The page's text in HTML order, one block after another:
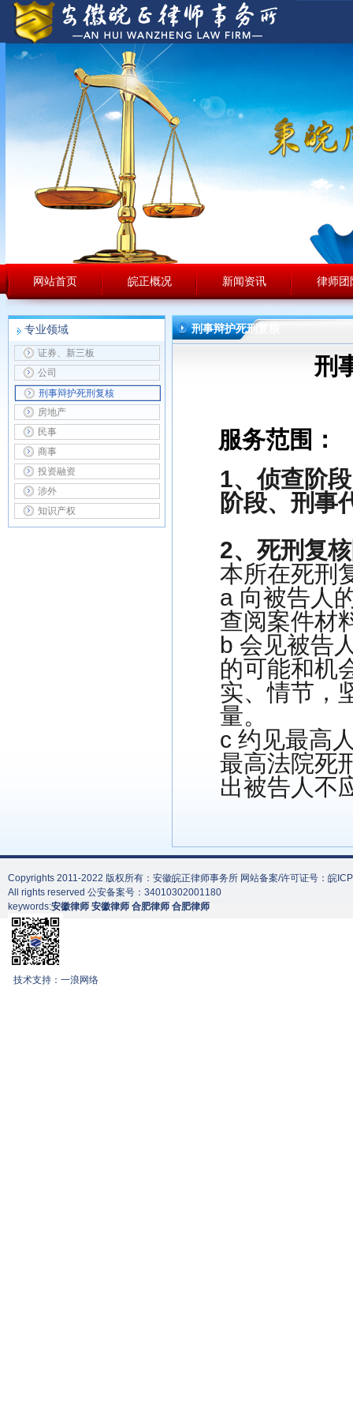
网站首页 皖正概况 新闻资讯 律师团
专业领域
证券、新三板
公司
刑事辩护死刑复核
房地产
民事
商事
投资融资
涉外
知识产权
刑事辩护死刑复核
刑
服务范围：
1、侦查阶段
阶段、 刑事
2、 死刑复
本所在死刑
a 向被告人
查阅案件材
b 会见被告
的可能和机
实、情节，
量。
c 约见最高
最高法院死
出被告人不
Copyrights 2011-2022 版权所有：安徽皖正律师事务所 网站备案/许可证号：皖
All rights reserved 公安备案号：34010302001180
keywords:安徽律师 安徽律师 合肥律师 合肥律师
网
技术支持：一浪网络